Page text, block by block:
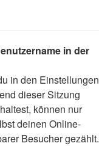
in der
in den Einstellungen
dieser Sitzung
können nur
deinen Online-
Besucher gezählt.